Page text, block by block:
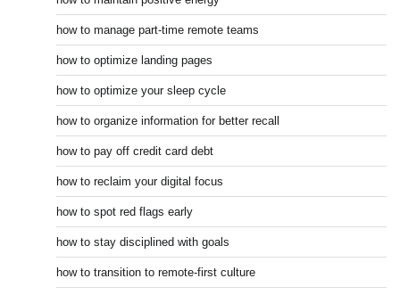
how to manage part-time remote teams
how to optimize landing pages
how to optimize your sleep cycle
how to organize information for better recall
how to pay off credit card debt
how to reclaim your digital focus
how to spot red flags early
how to stay disciplined with goals
how to transition to remote-first culture